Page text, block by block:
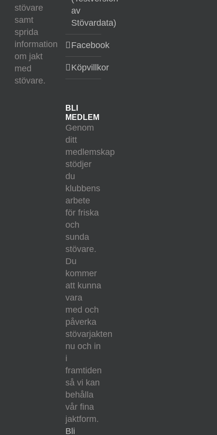
stövare
samt
sprida
information
om jakt
med
stövare.
av
Stövardata)
Facebook
Köpvillkor
BLI
MEDLEM
Genom
ditt
medlemskap
stödjer
du
klubbens
arbete
för friska
och
sunda
stövare.
Du
kommer
att kunna
vara
med och
påverka
stövarjakten
nu och in
i
framtiden
så vi kan
behålla
vår fina
jaktform.
Bli